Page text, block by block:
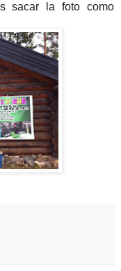
sacar la foto como